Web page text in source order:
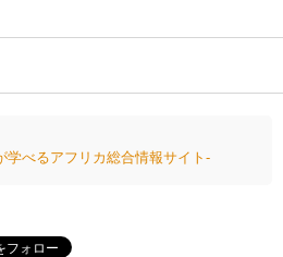
学べるアフリカ総合情報サイト-